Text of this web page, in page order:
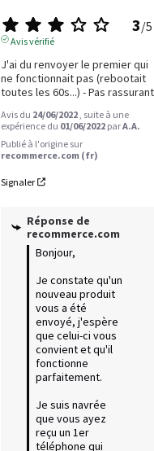
3/5
Avis vérifié
J'ai du renvoyer le premier qui
ne fonctionnait pas (rebootait
toutes les 60s...) - Pas rassurant
Avis du 24/06/2022 , suite à une
expérience du 01/06/2022 parA.A.
Publié à l'origine sur
recommerce.com (fr)
Signaler
Réponse de
recommerce.com
Bonjour,
Je constate qu'un
nouveau produit
vous a été
envoyé, j'espère
que celui-ci vous
convient et qu'il
fonctionne
parfaitement.
Je suis navrée
que vous ayez
reçu un 1er
téléphone qui